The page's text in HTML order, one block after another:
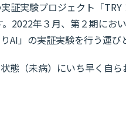
証実験プロジェクト「
2022年３月、第２期にお
AI」の実証実験を行う運び
態（未病）にいち早く自